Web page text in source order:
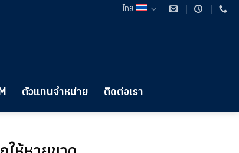
ไทย
ตัวแทนจำหน่าย ติดต่อเรา